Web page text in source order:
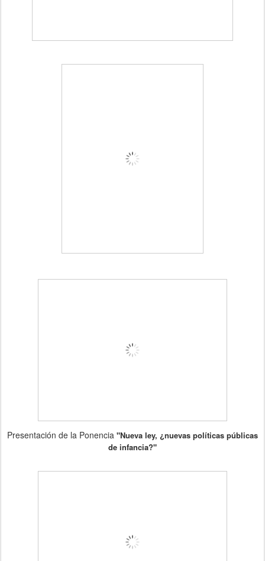
Presentación de la Ponencia "Nueva ley, ¿nuevas políticas públicas
de infancia?"